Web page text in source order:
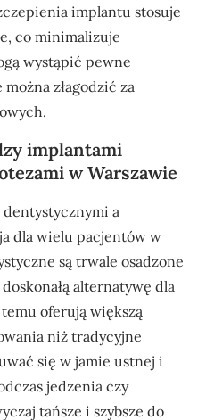
implantu stosuje
co minimalizuje
wystąpić pewne
złagodzić za
implantami
w Warszawie
a
dla wielu pacjentów w
są trwale osadzone
alternatywę dla
oferują większą
niż tradycyjne
się w jamie ustnej i
jedzenia czy
tańsze i szybsze do